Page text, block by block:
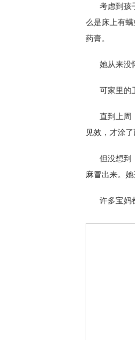
考虑到孩
么是床上有
药膏。
她从来没
可家里的
直到上周
见效，才涂
但没想到
麻冒出来。她
许多宝妈